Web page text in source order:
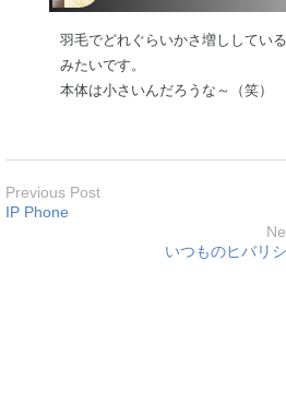
羽毛でどれぐらいかさ増ししてい
みたいです。
本体は小さいんだろうな～（笑）
Previous Post
IP Phone
いつものヒバリ